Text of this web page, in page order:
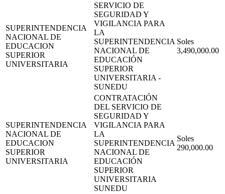
SUPERINTENDENCIA
NACIONAL DE
EDUCACION
SUPERIOR
UNIVERSITARIA
SERVICIO DE
SEGURIDAD Y
VIGILANCIA PARA
LA
SUPERINTENDENCIA
NACIONAL DE
EDUCACIÓN
SUPERIOR
UNIVERSITARIA -
SUNEDU
Soles
3,490,000.00
SUPERINTENDENCIA
NACIONAL DE
EDUCACION
SUPERIOR
UNIVERSITARIA
CONTRATACIÓN
DEL SERVICIO DE
SEGURIDAD Y
VIGILANCIA PARA
LA
SUPERINTENDENCIA
NACIONAL DE
EDUCACIÓN
SUPERIOR
UNIVERSITARIA
SUNEDU
Soles
290,000.00